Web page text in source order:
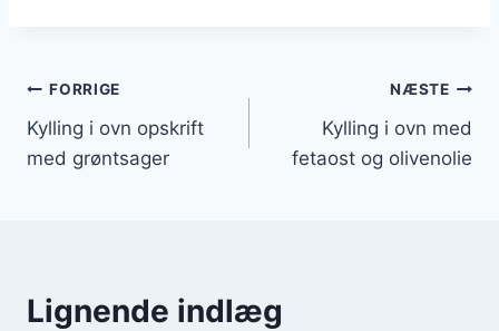
Indlægsnavigation
FORRIGE
Kylling i ovn opskrift
med grøntsager
NÆSTE
Kylling i ovn med
fetaost og olivenolie
Lignende indlæg